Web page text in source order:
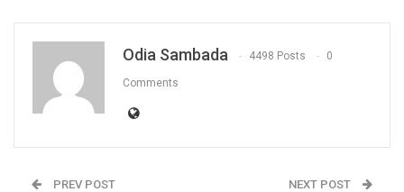
Odia Sambada 4498 Posts 0
Comments
PREV POST NEXT POST